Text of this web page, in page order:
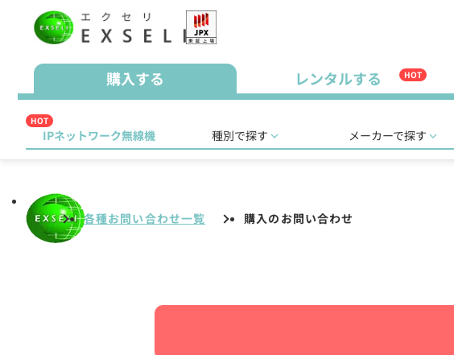
購入する レンタルする HOT
HOT
IPネットワーク無線機 種別で探す メーカーで探す
各種お問い合わせ一覧 購入のお問い合わせ